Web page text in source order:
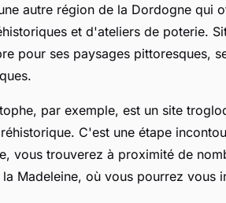
autre région de la Dordogne qui
et d'ateliers de poterie.
pour ses paysages pittoresques,
par exemple, est un site
C'est une étape
vous trouverez à proximité de
Madeleine, où vous pourrez vous